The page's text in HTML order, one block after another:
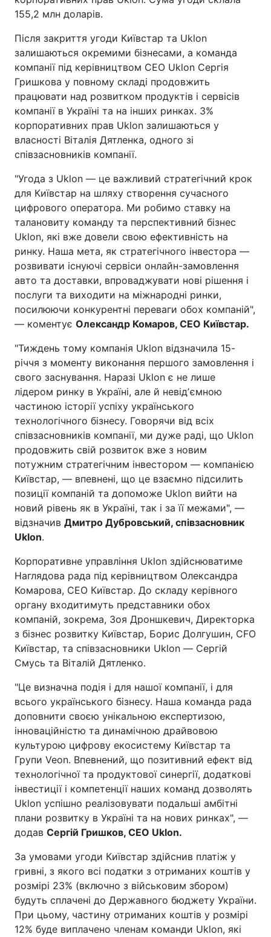
155,2 млн доларів.
Після закриття угоди Київстар та Uklon
залишаються окремими бізнесами, а команда
компанії під керівництвом СЕО Uklon Сергія
Гришкова у повному складі продовжить
працювати над розвитком продуктів і сервісів
компанії в Україні та на інших ринках. 3%
корпоративних прав Uklon залишаються у
власності Віталія Дятленка, одного зі
співзасновників компанії.
"Угода з Uklon — це важливий стратегічний крок
для Київстар на шляху створення сучасного
цифрового оператора. Ми робимо ставку на
талановиту команду та перспективний бізнес
Uklon, які вже довели свою ефективність на
ринку. Наша мета, як стратегічного інвестора —
розвивати існуючі сервіси онлайн-замовлення
авто та доставки, впроваджувати нові рішення і
послуги та виходити на міжнародні ринки,
посилюючи конкурентні переваги обох компаній",
— коментує Олександр Комаров, СЕО Київстар.
"Тиждень тому компанія Uklon відзначила 15-
річчя з моменту виконання першого замовлення і
свого заснування. Наразі Uklon є не лише
лідером ринку в Україні, але й невідʼємною
частиною історії успіху українського
технологічного бізнесу. Говорячи від всіх
співзасновників компанії, ми дуже раді, що Uklon
продовжить свій розвиток вже з новим
потужним стратегічним інвестором — компанією
Київстар, — впевнені, що це взаємно підсилить
позиції компаній та допоможе Uklon вийти на
новий рівень як в Україні, так і за її межами", —
відзначив Дмитро Дубровський, співзасновник
Uklon.
Корпоративне управління Uklon здійснюватиме
Наглядова рада під керівництвом Олександра
Комарова, СЕО Київстар. До складу керівного
органу входитимуть представники обох
компаній, зокрема, Зоя Дроншкевич, Директорка
з бізнес розвитку Київстар, Борис Долгушин, CFO
Київстар, та співзасновники Uklon — Сергій
Смусь та Віталій Дятленко.
"Це визначна подія і для нашої компанії, і для
всього українського бізнесу. Наша команда рада
доповнити своєю унікальною експертизою,
інноваційністю та динамічною драйвовою
культурою цифрову екосистему Київстар та
Групи Veon. Впевнений, що позитивний ефект від
технологічної та продуктової синергії, додаткові
інвестиції і компетенції наших команд дозволять
Uklon успішно реалізовувати подальші амбітні
плани розвитку в Україні та на нових ринках", —
додав Сергій Гришков, СЕО Uklon.
За умовами угоди Київстар здійснив платіж у
гривні, з якого всі податки з отриманих коштів у
розмірі 23% (включно з військовим збором)
будуть сплачені до Державного бюджету України.
При цьому, частину отриманих коштів у розмірі
12% буде виплачено членам команди Uklon, які